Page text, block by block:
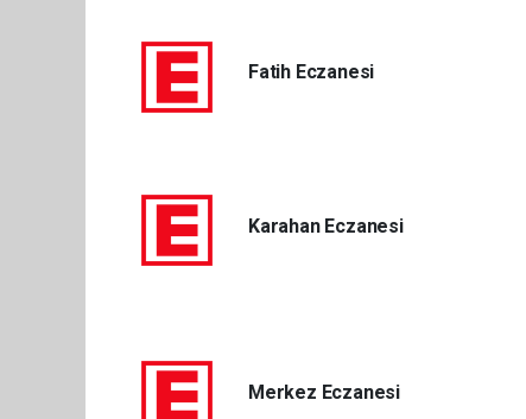
Fatih Eczanesi
Karahan Eczanesi
Merkez Eczanesi